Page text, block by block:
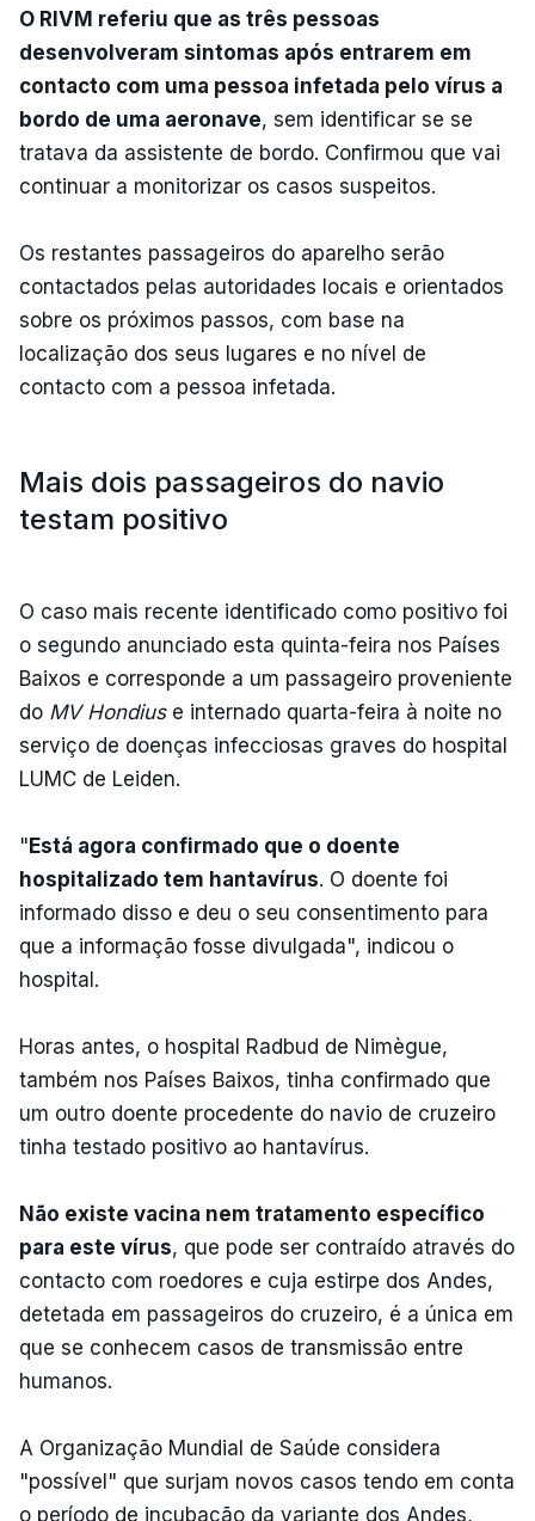
O RIVM referiu que as três pessoas
desenvolveram sintomas após entrarem em
contacto com uma pessoa infetada pelo vírus a
bordo de uma aeronave, sem identificar se se
tratava da assistente de bordo. Confirmou que vai
continuar a monitorizar os casos suspeitos.
Os restantes passageiros do aparelho serão
contactados pelas autoridades locais e orientados
sobre os próximos passos, com base na
localização dos seus lugares e no nível de
contacto com a pessoa infetada.
Mais dois passageiros do navio
testam positivo
O caso mais recente identificado como positivo foi
o segundo anunciado esta quinta-feira nos Países
Baixos e corresponde a um passageiro proveniente
do MV Hondiuse internado quarta-feira à noite no
serviço de doenças infecciosas graves do hospital
LUMC de Leiden.
"Está agora confirmado que o doente
hospitalizado tem hantavírus. O doente foi
informado disso e deu o seu consentimento para
que a informação fosse divulgada", indicou o
hospital.
Horas antes, o hospital Radbud de Nimègue,
também nos Países Baixos, tinha confirmado que
um outro doente procedente do navio de cruzeiro
tinha testado positivo ao hantavírus.
Não existe vacina nem tratamento específico
para este vírus, que pode ser contraído através do
contacto com roedores e cuja estirpe dos Andes,
detetada em passageiros do cruzeiro, é a única em
que se conhecem casos de transmissão entre
humanos.
A Organização Mundial de Saúde considera
"possível" que surjam novos casos tendo em conta
o período de incubação da variante dos Andes,